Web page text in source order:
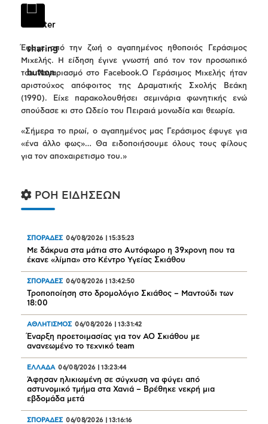
Έφυγε από την ζωή ο αγαπημένος ηθοποιός Γεράσιμος
Μιχελής. Η είδηση έγινε γνωστή από τον τον προσωπικό
του λογαριασμό στο Facebook.Ο Γεράσιμος Μιχελής ήταν
αριστούχος απόφοιτος της Δραματικής Σχολής Βεάκη
(1990). Είχε παρακολουθήσει σεμινάρια φωνητικής ενώ
σπούδασε κι στο Ωδείο του Πειραιά μονωδία και θεωρία.
«Σήμερα το πρωί, ο αγαπημένος μας Γεράσιμος έφυγε για
«ένα άλλο φως»… Θα ειδοποιήσουμε όλους τους φίλους
για τον αποχαιρετισμο του.»
ΡΟΗ ΕΙΔΗΣΕΩΝ
ΣΠΟΡΑΔΕΣ 06/08/2026 15:35:23
Με δάκρυα στα μάτια στο Αυτόφωρο η 39χρονη που τα
έκανε «λίμπα» στο Κέντρο Υγείας Σκιάθου
ΣΠΟΡΑΔΕΣ 06/08/2026 13:42:50
Τροποποίηση στο δρομολόγιο Σκιάθος – Μαντούδι των
18:00
ΑΘΛΗΤΙΣΜΟΣ 06/08/2026 13:31:42
Έναρξη προετοιμασίας για τον ΑΟ Σκιάθου με
ανανεωμένο το τεχνικό team
ΕΛΛΑΔΑ 06/08/2026 13:23:44
Άφησαν ηλικιωμένη σε σύγχυση να φύγει από
αστυνομικό τμήμα στα Χανιά – Βρέθηκε νεκρή μια
εβδομάδα μετά
ΣΠΟΡΑΔΕΣ 06/08/2026 13:16:16